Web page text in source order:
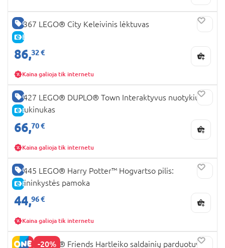
GERA KAINA
E-KAINA
60367 LEGO® City Keleivinis lėktuvas
86,32 €
Kaina galioja tik internetu
GERA KAINA
E-KAINA
10427 LEGO® DUPLO® Town Interaktyvus nuotykių
traukinukas
66,70 €
Kaina galioja tik internetu
GERA KAINA
E-KAINA
76445 LEGO® Harry Potter™ Hogvartso pilis:
žolininkystės pamoka
44,96 €
Kaina galioja tik internetu
-20%
42649 LEGO® Friends Hartleiko saldainių parduotuvė